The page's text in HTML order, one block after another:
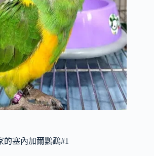
的塞內加爾鸚鵡#1